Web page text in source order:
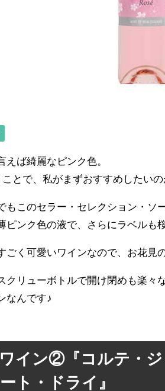
えば綺麗なピンク色。
ことで、私がまずおすすめしたい
もこのセラー・セレクション・ソ
ピンク色の液で、さらにラベルも
ごく可愛いワインなので、お花見
クリューボトルで開け閉めも楽々
なんです♪
イン②『コルテ・
ト・ドライ』